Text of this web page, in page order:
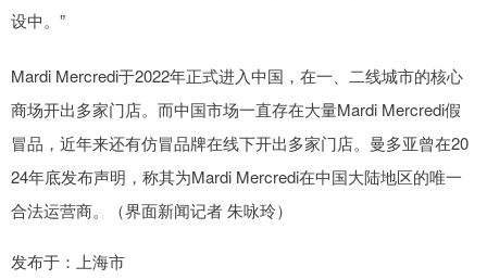
设中。”
Mardi Mercredi于2022年正式进入中国，在一、二线城市的核心
商场开出多家门店。而中国市场一直存在大量Mardi Mercredi假
冒品，近年来还有仿冒品牌在线下开出多家门店。曼多亚曾在20
24年底发布声明，称其为Mardi Mercredi在中国大陆地区的唯一
合法运营商。（界面新闻记者 朱咏玲）
发布于：上海市